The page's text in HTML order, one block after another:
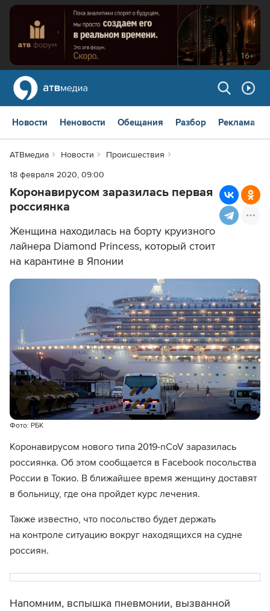
Новости Неновости Обещания Разбор Реклама
АТВмедиа Новости
Происшествия
18 февраля 2020, 09:00
Коронавирусом заразилась первая
россиянка
Женщина находилась на борту круизного
лайнера Diamond Princess, который стоит
на карантине в Японии
Фото: РБК
Коронавирусом нового типа 2019-nCoV заразилась
россиянка. Об этом сообщается в Facebook посольства
России в Токио. В ближайшее время женщину доставят
в больницу, где она пройдет курс лечения.
Также известно, что посольство будет держать
на контроле ситуацию вокруг находящихся на судне
россиян.
Напомним, вспышка пневмонии, вызванной